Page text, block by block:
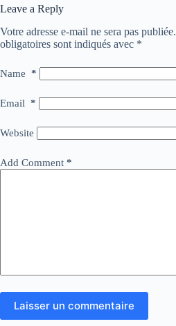
Leave a Reply
Votre adresse e-mail ne sera pas publiée.
obligatoires sont indiqués avec *
Name *
Email *
Website
Add Comment *
Laisser un commentaire